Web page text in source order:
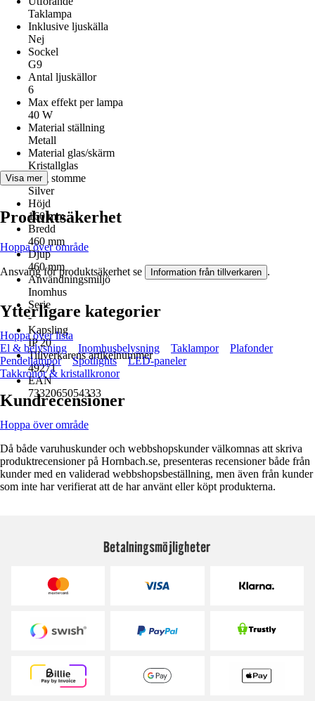
Taklampa
Inklusive ljuskälla
Nej
Sockel
G9
Antal ljuskällor
6
Max effekt per lampa
40 W
Material ställning
Metall
Material glas/skärm
Kristallglas
Färg stomme
Silver
Höjd
160 mm
Bredd
460 mm
Djup
460 mm
Användningsmiljö
Inomhus
Serie
-
Kapsling
IP 20
Tillverkarens artikelnummer
49271
EAN
7332065054333
Visa mer
Produktsäkerhet
Hoppa över område
Ansvarig för produktsäkerhet se Information från tillverkaren .
Ytterligare kategorier
Hoppa över lista
El & belysning
Inomhusbelysning Taklampor
Plafonder
Pendellampor
Spotlights
LED-paneler
Takkronor & kristallkronor
Kundrecensioner
Hoppa över område
Då både varuhuskunder och webbshopskunder välkomnas att skriva
produktrecensioner på Hornbach.se, presenteras recensioner både från
kunder med en validerad webbshopsbeställning, men även från kunder
som inte har verifierat att de har använt eller köpt produkterna.
Betalningsmöjligheter